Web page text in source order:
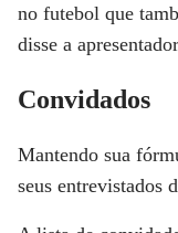
no futebol que
disse a
Convidados
Mantendo sua
seus entrevistados